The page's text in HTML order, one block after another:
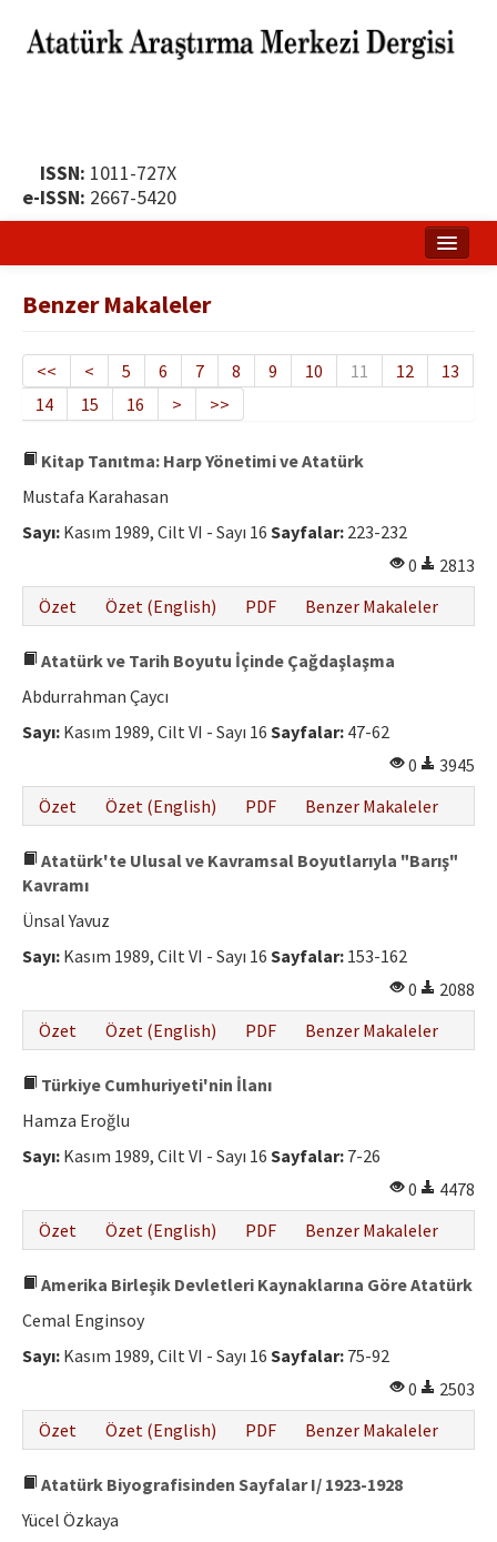
ISSN: 1011-727X
e-ISSN: 2667-5420
Yayın Politikası
Dergi Kurulları
Yayın İlkeleri
Etik İlkeler
Yazar Rehberi
Hakem Rehberi
Benzer Makaleler
<< < 5 6 7 8 9 10 11 12
13
14
15 16 > >>
Kitap Tanıtma: Harp Yönetimi ve Atatürk
Mustafa Karahasan
Sayı: Kasım 1989, Cilt VI - Sayı 16 Sayfalar: 223-232
0
2813
Özet
Özet (English) PDF Benzer Makaleler
Atatürk ve Tarih Boyutu İçinde Çağdaşlaşma
Abdurrahman Çaycı
Sayı: Kasım 1989, Cilt VI - Sayı 16 Sayfalar: 47-62
0
3945
Özet
Özet (English) PDF Benzer Makaleler
Atatürk'te Ulusal ve Kavramsal Boyutlarıyla "Barış"
Kavramı
Ünsal Yavuz
Sayı: Kasım 1989, Cilt VI - Sayı 16 Sayfalar: 153-162
0
2088
Özet
Özet (English) PDF Benzer Makaleler
Türkiye Cumhuriyeti'nin İlanı
Hamza Eroğlu
Sayı: Kasım 1989, Cilt VI - Sayı 16 Sayfalar: 7-26
0
4478
Özet
Özet (English) PDF Benzer Makaleler
Amerika Birleşik Devletleri Kaynaklarına Göre Atatürk
Cemal Enginsoy
Sayı: Kasım 1989, Cilt VI - Sayı 16 Sayfalar: 75-92
0
2503
Özet
Özet (English) PDF Benzer Makaleler
Atatürk Biyografisinden Sayfalar I/ 1923-1928
Yücel Özkaya